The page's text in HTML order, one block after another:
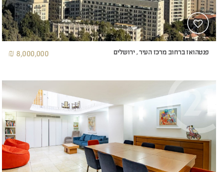
פנטהואז ברחוב מרכז העיר , ירושלים 8,000,000 ₪